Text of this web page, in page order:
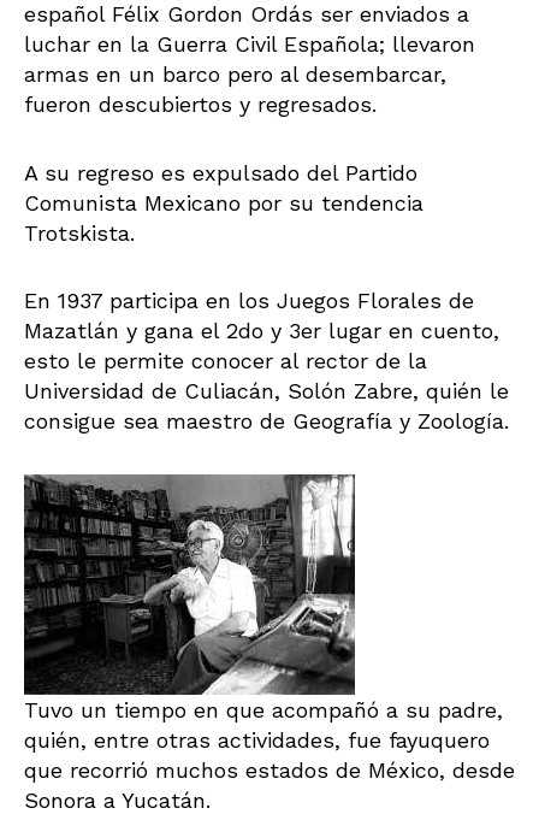
español Félix Gordon Ordás ser enviados a
luchar en la Guerra Civil Española; llevaron
armas en un barco pero al desembarcar,
fueron descubiertos y regresados.
A su regreso es expulsado del Partido
Comunista Mexicano por su tendencia
Trotskista.
En 1937 participa en los Juegos Florales de
Mazatlán y gana el 2do y 3er lugar en cuento,
esto le permite conocer al rector de la
Universidad de Culiacán, Solón Zabre, quién le
consigue sea maestro de Geografía y Zoología.
Tuvo un tiempo en que acompañó a su padre,
quién, entre otras actividades, fue fayuquero
que recorrió muchos estados de México, desde
Sonora a Yucatán.